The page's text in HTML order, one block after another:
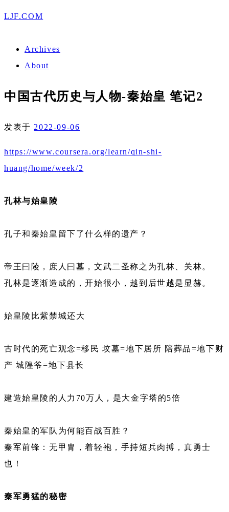
LJF.COM
Archives
About
中国古代历史与人物-秦始皇 笔记2
发表于 2022-09-06
https://www.coursera.org/learn/qin-shi-
huang/home/week/2
孔林与始皇陵
孔子和秦始皇留下了什么样的遗产？
帝王曰陵，庶人曰墓，文武二圣称之为孔林、关林。
孔林是逐渐造成的，开始很小，越到后世越是显赫。
始皇陵比紫禁城还大
古时代的死亡观念=移民 坟墓=地下居所 陪葬品=地下财
产 城隍爷=地下县长
建造始皇陵的人力70万人，是大金字塔的5倍
秦始皇的军队为何能百战百胜？
秦军前锋：无甲胄，着轻袍，手持短兵肉搏，真勇士
也！
秦军勇猛的秘密